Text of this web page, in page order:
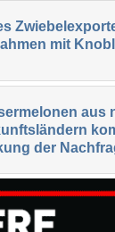
mit
aus
der